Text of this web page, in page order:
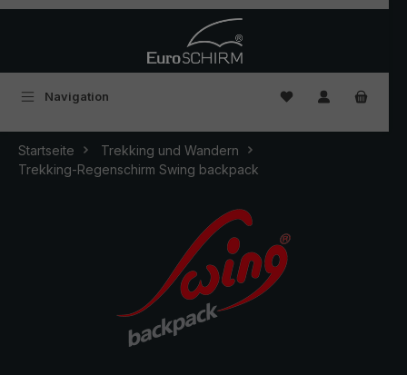
Navigation Du hast 0
Startseite
Trekking und Wandern
Trekking-Regenschirm Swing backpack